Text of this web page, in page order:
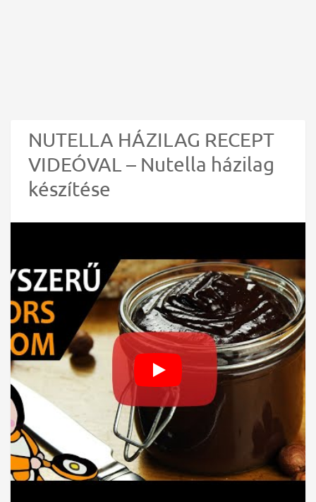
NUTELLA HÁZILAG RECEPT
VIDEÓVAL – Nutella házilag
készítése